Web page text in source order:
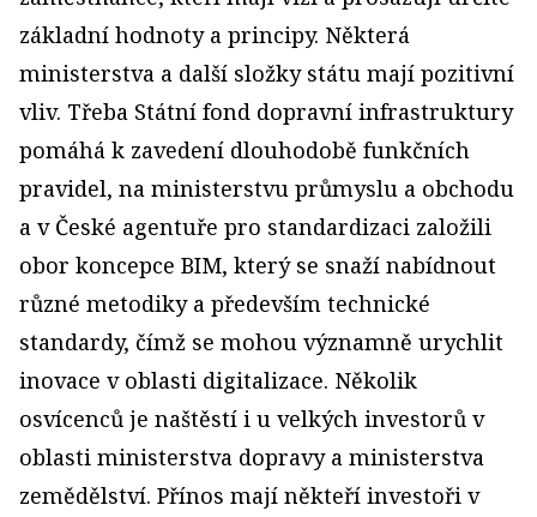
základní hodnoty a principy. Některá
ministerstva a další složky státu mají pozitivní
vliv. Třeba Státní fond dopravní infrastruktury
pomáhá k zavedení dlouhodobě funkčních
pravidel, na ministerstvu průmyslu a obchodu
a v České agentuře pro standardizaci založili
obor koncepce BIM, který se snaží nabídnout
různé metodiky a především technické
standardy, čímž se mohou významně urychlit
inovace v oblasti digitalizace. Několik
osvícenců je naštěstí i u velkých investorů v
oblasti ministerstva dopravy a ministerstva
zemědělství. Přínos mají někteří investoři v